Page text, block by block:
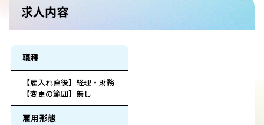
求人内容
職種
【雇入れ直後】経理・財務
【変更の範囲】無し
雇用形態